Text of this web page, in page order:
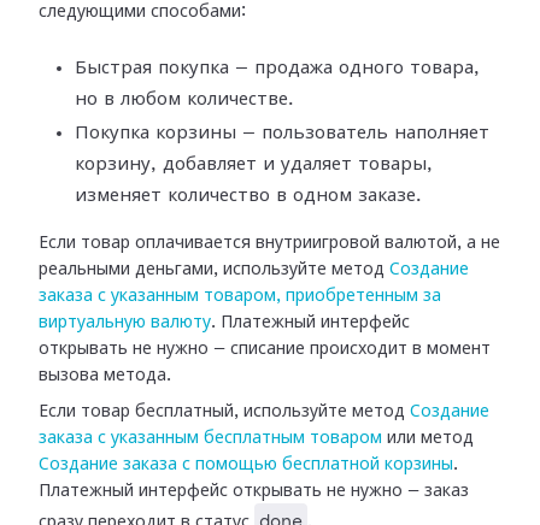
следующими способами:
Быстрая покупка — продажа одного товара,
но в любом количестве.
Покупка корзины — пользователь наполняет
корзину, добавляет и удаляет товары,
изменяет количество в одном заказе.
Если товар оплачивается внутриигровой валютой, а не
реальными деньгами, используйте метод Создание
заказа с указанным товаром, приобретенным за
виртуальную валюту. Платежный интерфейс
открывать не нужно — списание происходит в момент
вызова метода.
Если товар бесплатный, используйте метод Создание
заказа с указанным бесплатным товаром или метод
Создание заказа с помощью бесплатной корзины.
Платежный интерфейс открывать не нужно — заказ